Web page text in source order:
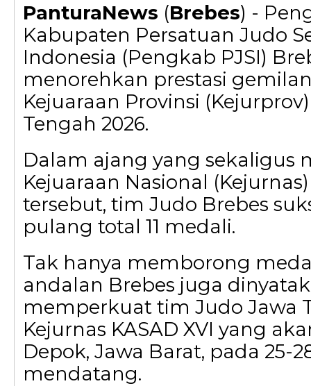
PanturaNews (Brebes) -
Kabupaten Persatuan Judo
Indonesia (Pengkab PJSI)
menorehkan prestasi
Kejuaraan Provinsi
Tengah 2026.
Dalam ajang yang sekaligus
Kejuaraan Nasional (Kejurnas)
tersebut, tim Judo Brebes
pulang total 11 medali.
Tak hanya memborong
andalan Brebes juga
memperkuat tim Judo Jawa
Kejurnas KASAD XVI yang
Depok, Jawa Barat, pada 25-
mendatang.